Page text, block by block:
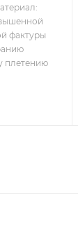
фактуры
плетению